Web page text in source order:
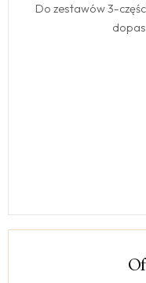
Do zestawów 3-